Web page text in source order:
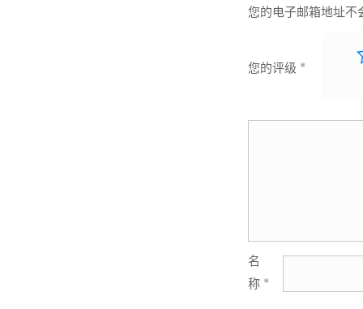
您的电子邮箱地址不
您的评级 *
名
称 *